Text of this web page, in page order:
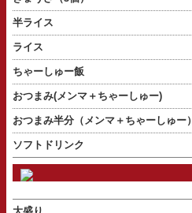
半ライス
ライス
ちゃーしゅー飯
おつまみ(メンマ＋ちゃーしゅー)
おつまみ半分（メンマ＋ちゃーしゅー）
ソフトドリンク